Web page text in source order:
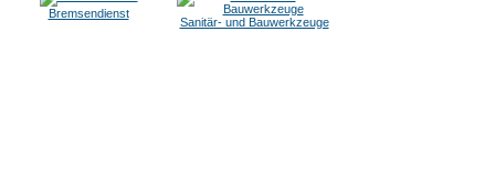
Bremsendienst
Sanitär- und Bauwerkzeuge